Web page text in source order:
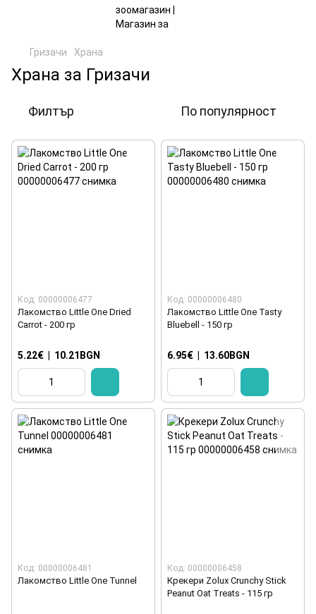
Гризачи Храна
Храна за Гризачи
Филтър По популярност
Код: 00000006477
Лакомство Little One Dried
Carrot - 200 гр
5.22€ 10.21BGN
Код: 00000006480
Лакомство Little One Tasty
Bluebell - 150 гр
6.95€ 13.60BGN
Код: 00000006481
Лакомство Little One Tunnel
Код: 00000006458
Крекери Zolux Crunchy Stick
Peanut Oat Treats - 115 гр